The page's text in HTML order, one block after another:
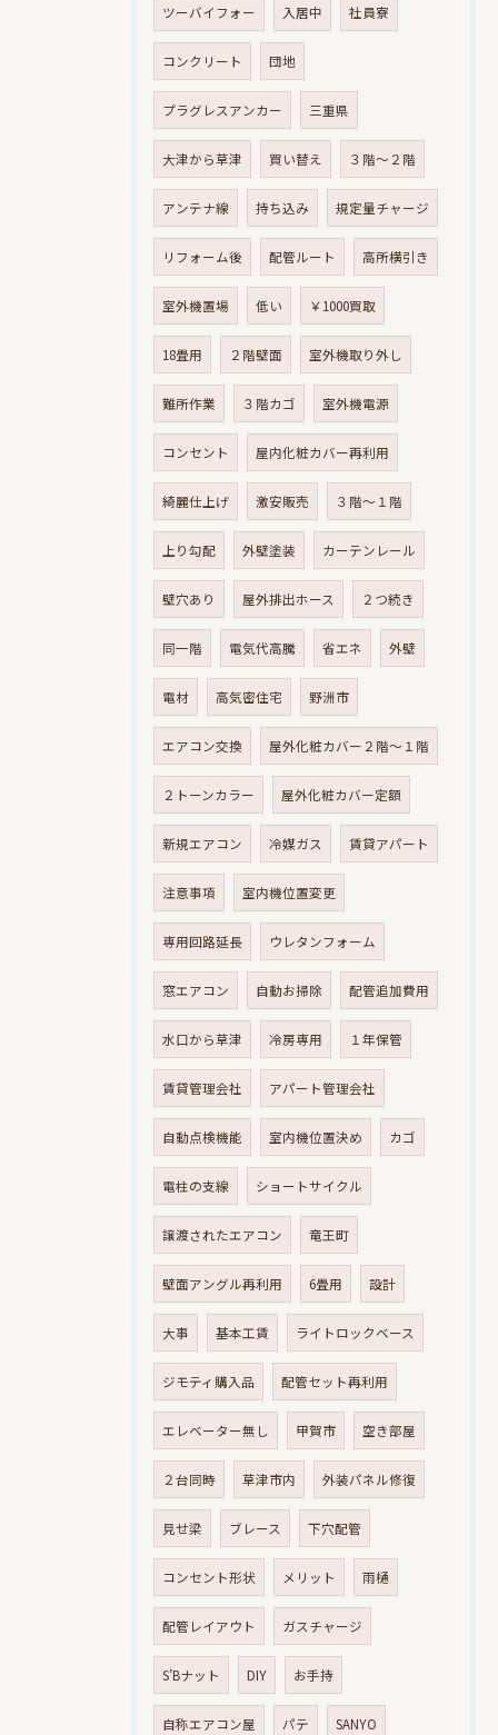
ツーバイフォー 入居中 社員寮
コンクリート 団地
プラグレスアンカー 三重県
大津から草津 買い替え ３階～２階
アンテナ線 持ち込み 規定量チャージ
リフォーム後 配管ルート 高所横引き
室外機置場 低い ￥1000買取
18畳用 ２階壁面 室外機取り外し
難所作業 ３階カゴ 室外機電源
コンセント 屋内化粧カバー再利用
綺麗仕上げ 激安販売 ３階～１階
上り勾配 外壁塗装 カーテンレール
壁穴あり 屋外排出ホース ２つ続き
同一階 電気代高騰 省エネ 外壁
電材 高気密住宅 野洲市
エアコン交換 屋外化粧カバー２階～１階
２トーンカラー 屋外化粧カバー定額
新規エアコン 冷媒ガス 賃貸アパート
注意事項 室内機位置変更
専用回路延長 ウレタンフォーム
窓エアコン 自動お掃除 配管追加費用
水口から草津 冷房専用 １年保管
賃貸管理会社 アパート管理会社
自動点検機能 室内機位置決め カゴ
電柱の支線 ショートサイクル
譲渡されたエアコン 竜王町
壁面アングル再利用 6畳用 設計
大事 基本工賃 ライトロックベース
ジモティ購入品 配管セット再利用
エレベーター無し 甲賀市 空き部屋
２台同時 草津市内 外装パネル修復
見せ梁 ブレース 下穴配管
コンセント形状 メリット 雨樋
配管レイアウト ガスチャージ
S’Bナット DIY お手持
自称エアコン屋 パテ SANYO